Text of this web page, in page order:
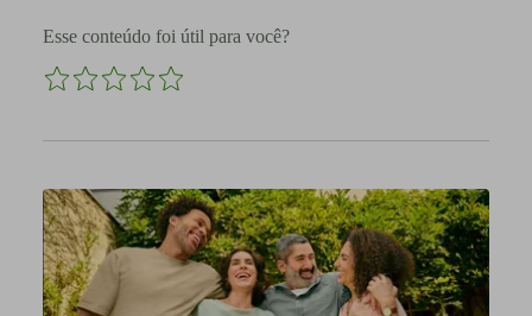
Esse conteúdo foi útil para você?